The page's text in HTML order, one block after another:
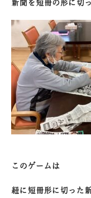
新聞を短冊の形に切
このゲームは
紐に短冊形に切った